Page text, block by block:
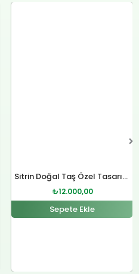
Sitrin Doğal Taş Özel Tasarım Gümüş Kolye
₺12.000,00
Sepete Ekle